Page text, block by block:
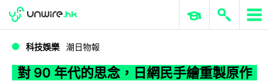
WWDC 2026 ERP 與商業 AI
科技娛樂 潮日物報
對 90 年代的思念，日網民手繪重製原作